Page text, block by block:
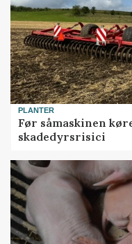
PLANTER
Før såmaskinen
skadedyrsrisici